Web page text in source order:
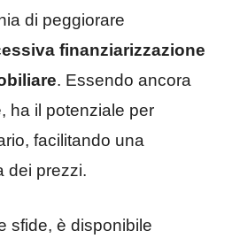
di peggiorare
finanziarizzazione
. Essendo ancora
ha il potenziale per
facilitando una
dei prezzi.
sfide, è disponibile